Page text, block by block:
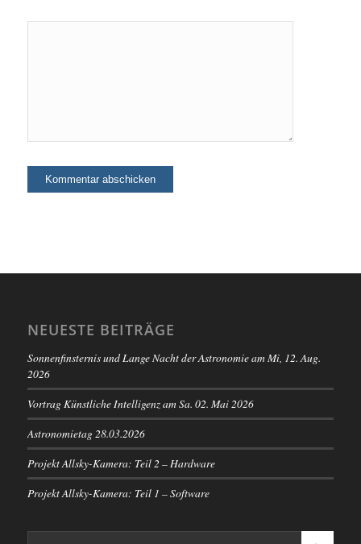
NEUESTE BEITRÄGE
Sonnenfinsternis und Lange Nacht der Astronomie am Mi, 12. Aug.
2026
Vortrag Künstliche Intelligenz am Sa. 02. Mai 2026
Astronomietag 28.03.2026
Projekt Allsky-Kamera: Teil 2 – Hardware
Projekt Allsky-Kamera: Teil 1 – Software